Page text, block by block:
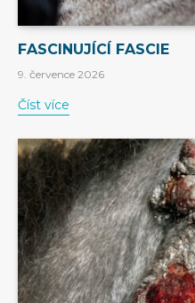
FASCINUJÍCÍ FASCIE
9. července 2026
Číst více